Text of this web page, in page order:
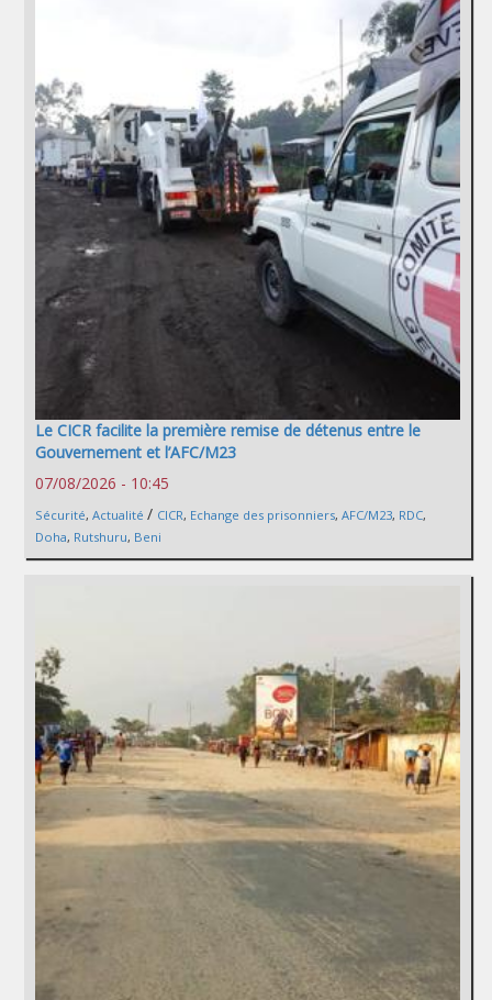
Le CICR facilite la première remise de détenus entre le
Gouvernement et l’AFC/M23
07/08/2026 - 10:45
Sécurité, Actualité / CICR, Echange des prisonniers, AFC/M23, RDC,
Doha, Rutshuru, Beni